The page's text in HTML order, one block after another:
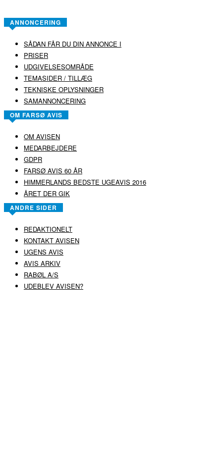
ANNONCERING
SÅDAN FÅR DU DIN ANNONCE I
PRISER
UDGIVELSESOMRÅDE
TEMASIDER / TILLÆG
TEKNISKE OPLYSNINGER
SAMANNONCERING
OM FARSØ AVIS
OM AVISEN
MEDARBEJDERE
GDPR
FARSØ AVIS 60 ÅR
HIMMERLANDS BEDSTE UGEAVIS 2016
ÅRET DER GIK
ANDRE SIDER
REDAKTIONELT
KONTAKT AVISEN
UGENS AVIS
AVIS ARKIV
RABØL A/S
UDEBLEV AVISEN?